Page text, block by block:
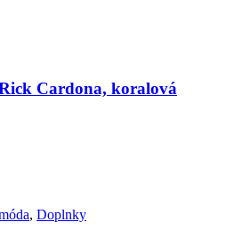
Cardona, koralová
, Doplnky